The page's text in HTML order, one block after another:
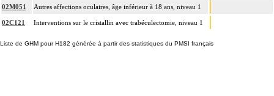
02M051 Autres affections oculaires, âge inférieur à 18 ans, niveau 1
02C121 Interventions sur le cristallin avec trabéculectomie, niveau 1
Liste de GHM pour H182 générée à partir des statistiques du PMSI français